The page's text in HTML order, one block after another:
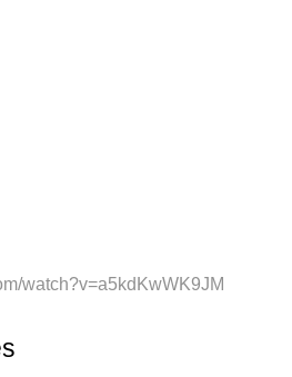
watch?v=a5kdKwWK9JM